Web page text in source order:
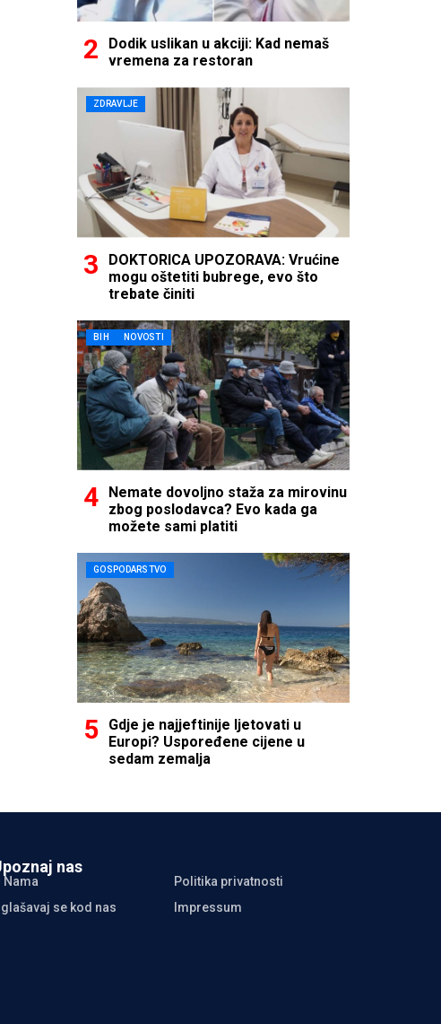
Dodik uslikan u akciji: Kad nemaš
vremena za restoran
ZDRAVLJE
DOKTORICA UPOZORAVA: Vrućine
mogu oštetiti bubrege, evo što
trebate činiti
BIH NOVOSTI
Nemate dovoljno staža za mirovinu
zbog poslodavca? Evo kada ga
možete sami platiti
GOSPODARSTVO
Gdje je najjeftinije ljetovati u
Europi? Uspoređene cijene u
sedam zemalja
nas
Nama
Politika privatnosti
se kod nas
Impressum